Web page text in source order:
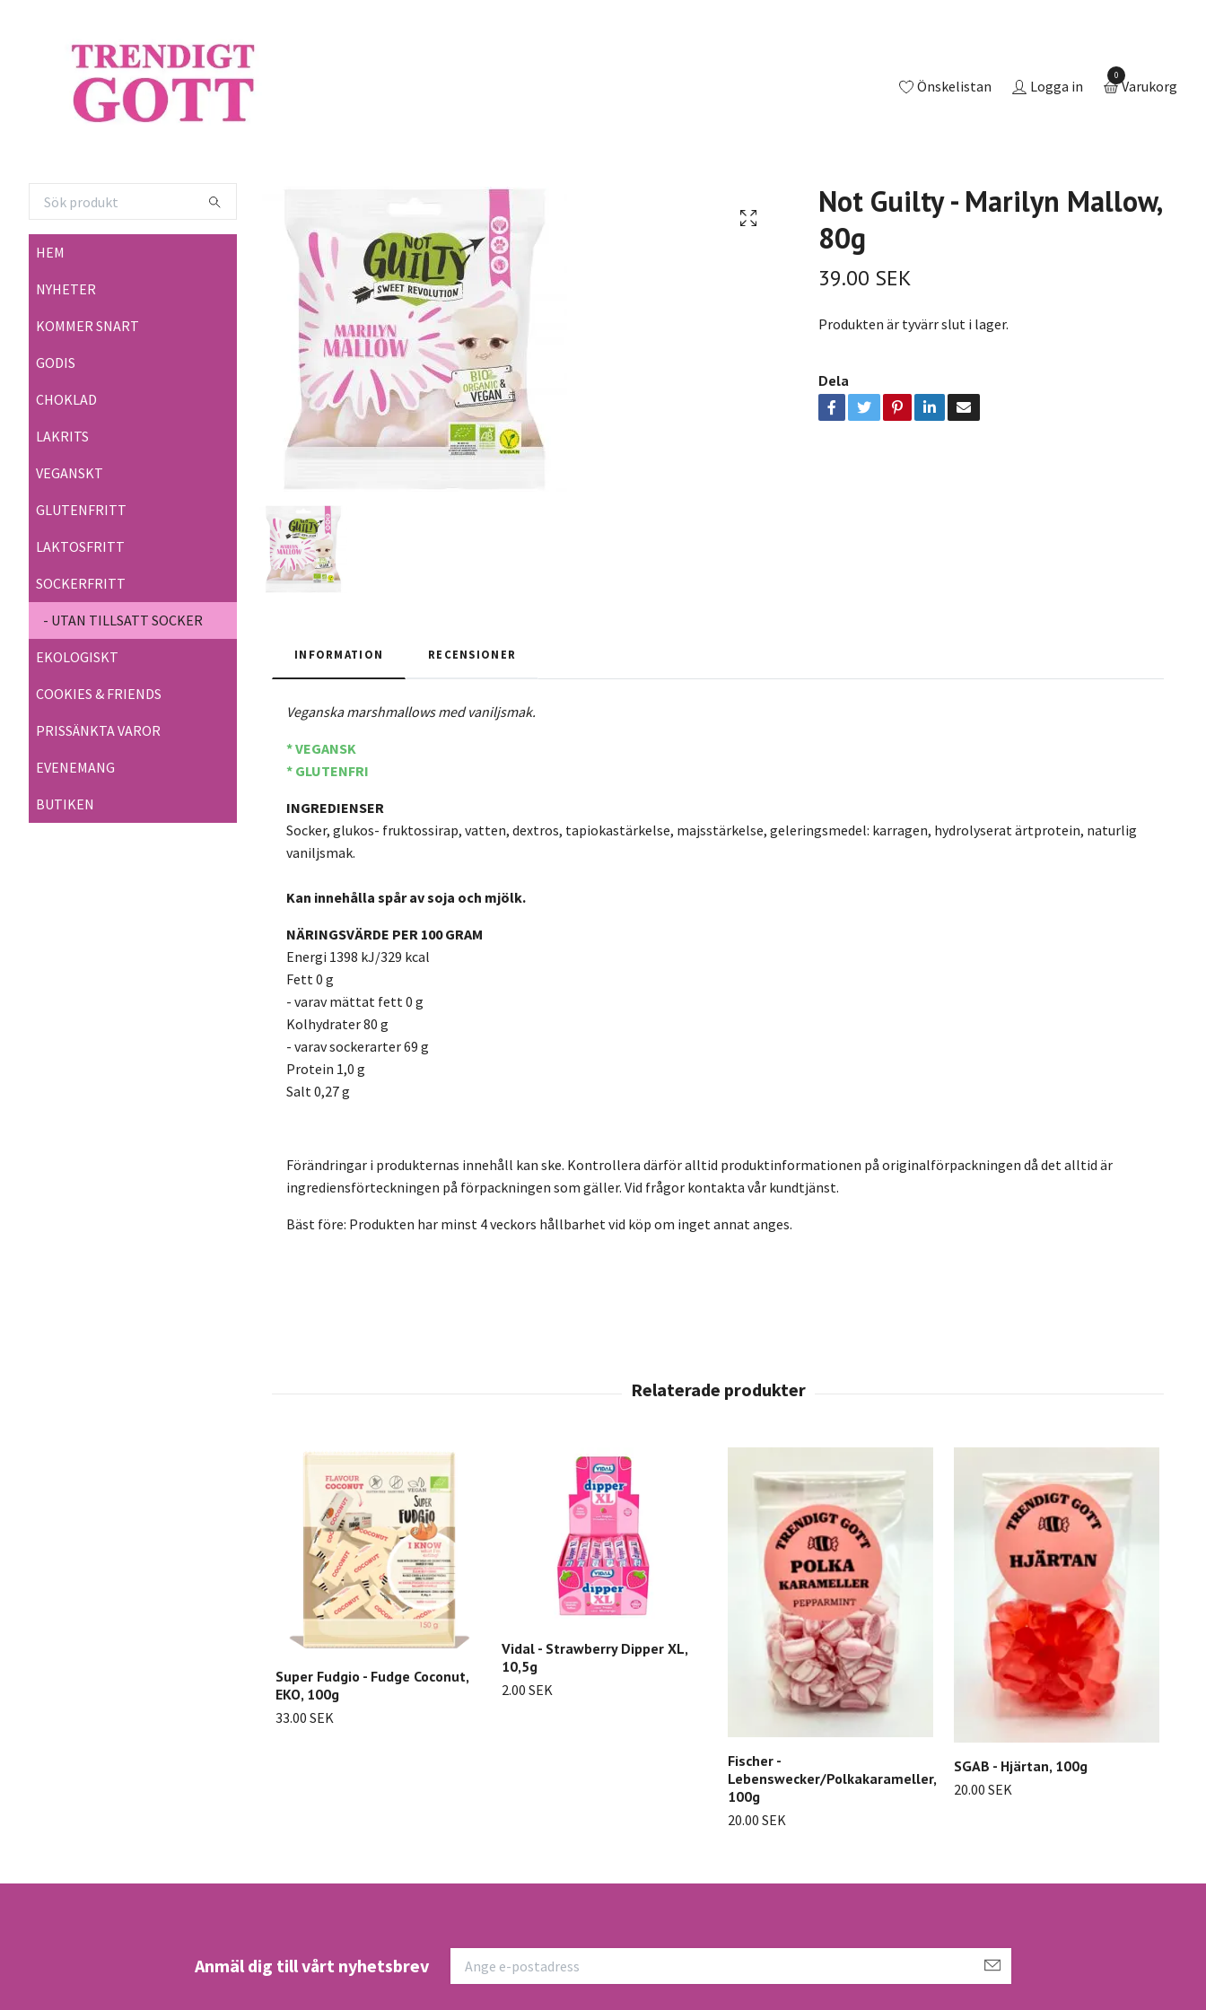
Önskelistan Logga in
0
Varukorg
HEM
NYHETER
KOMMER SNART
GODIS
CHOKLAD
LAKRITS
VEGANSKT
GLUTENFRITT
LAKTOSFRITT
SOCKERFRITT
- UTAN TILLSATT SOCKER
EKOLOGISKT
COOKIES & FRIENDS
PRISSÄNKTA VAROR
EVENEMANG
BUTIKEN
Not Guilty - Marilyn Mallow,
80g
39.00 SEK
Produkten är tyvärr slut i lager.
Dela
INFORMATION RECENSIONER
Veganska marshmallows med vaniljsmak.
* VEGANSK
* GLUTENFRI
INGREDIENSER
Socker, glukos- fruktossirap, vatten, dextros, tapiokastärkelse, majsstärkelse, geleringsmedel: karragen, hydrolyserat ärtprotein, naturlig
vaniljsmak.
Kan innehålla spår av soja och mjölk.
NÄRINGSVÄRDE PER 100 GRAM
Energi 1398 kJ/329 kcal
Fett 0 g
- varav mättat fett 0 g
Kolhydrater 80 g
- varav sockerarter 69 g
Protein 1,0 g
Salt 0,27 g
Förändringar i produkternas innehåll kan ske. Kontrollera därför alltid produktinformationen på originalförpackningen då det alltid är
ingrediensförteckningen på förpackningen som gäller. Vid frågor kontakta vår kundtjänst.
Bäst före: Produkten har minst 4 veckors hållbarhet vid köp om inget annat anges.
Super Fudgio - Fudge Coconut,
EKO, 100g
33.00 SEK
Vidal - Strawberry Dipper XL,
10,5g
2.00 SEK
Fischer -
Lebenswecker/Polkakarameller,
100g
20.00 SEK
SGAB - Hjärtan, 100g
20.00 SEK
Anmäl dig till vårt nyhetsbrev